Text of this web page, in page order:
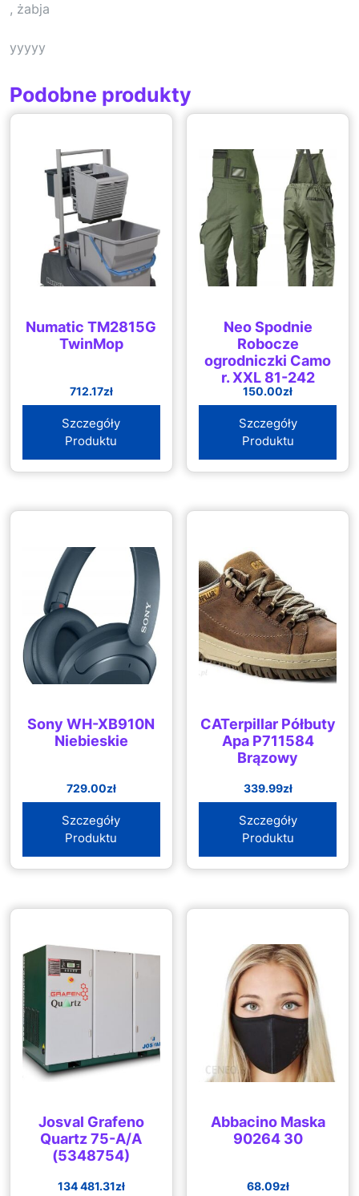
, żabja
yyyyy
Podobne produkty
Numatic TM2815G
TwinMop
712.17zł
Szczegóły
Produktu
Neo Spodnie
Robocze
ogrodniczki Camo
r. XXL 81-242
150.00zł
Szczegóły
Produktu
Sony WH-XB910N
Niebieskie
729.00zł
Szczegóły
Produktu
CATerpillar Półbuty
Apa P711584
Brązowy
339.99zł
Szczegóły
Produktu
Josval Grafeno
Quartz 75-A/A
(5348754)
134 481.31zł
Abbacino Maska
90264 30
68.09zł